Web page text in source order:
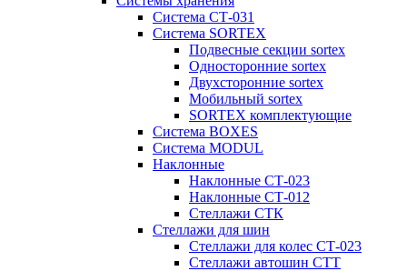
Система СТ-031
Система SORTEX
Подвесные секции sortex
Односторонние sortex
Двухсторонние sortex
Мобильный sortex
SORTEX комплектующие
Система BOXES
Система MODUL
Наклонные
Наклонные СТ-023
Наклонные СТ-012
Стеллажи СТК
Стеллажи для шин
Стеллажи для колес СТ-023
Стеллажи автошин СТТ